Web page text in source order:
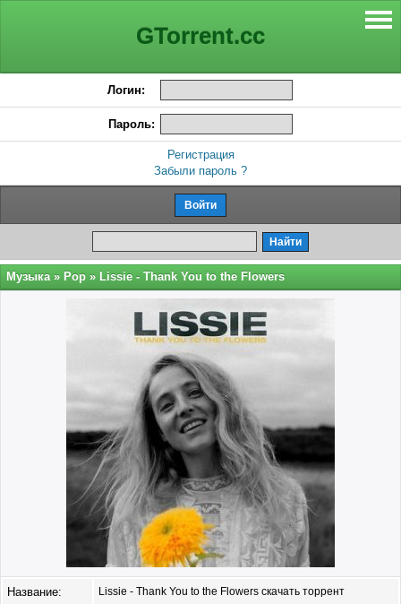
GTorrent.cc
Логин:
Пароль:
Регистрация
Забыли пароль ?
Музыка » Pop » Lissie - Thank You to the Flowers
Название: Lissie - Thank You to the Flowers скачать торрент